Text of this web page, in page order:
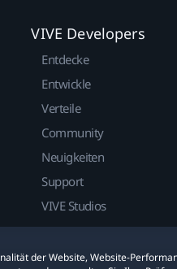
der Website, Website-
VIVE Developers
Entdecke
Entwickle
Verteile
Community
Neuigkeiten
Support
VIVE Studios